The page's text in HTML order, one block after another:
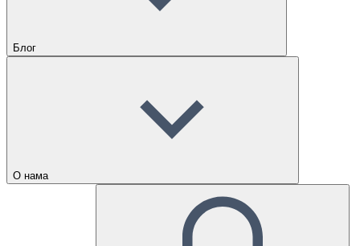
Блог
О нама